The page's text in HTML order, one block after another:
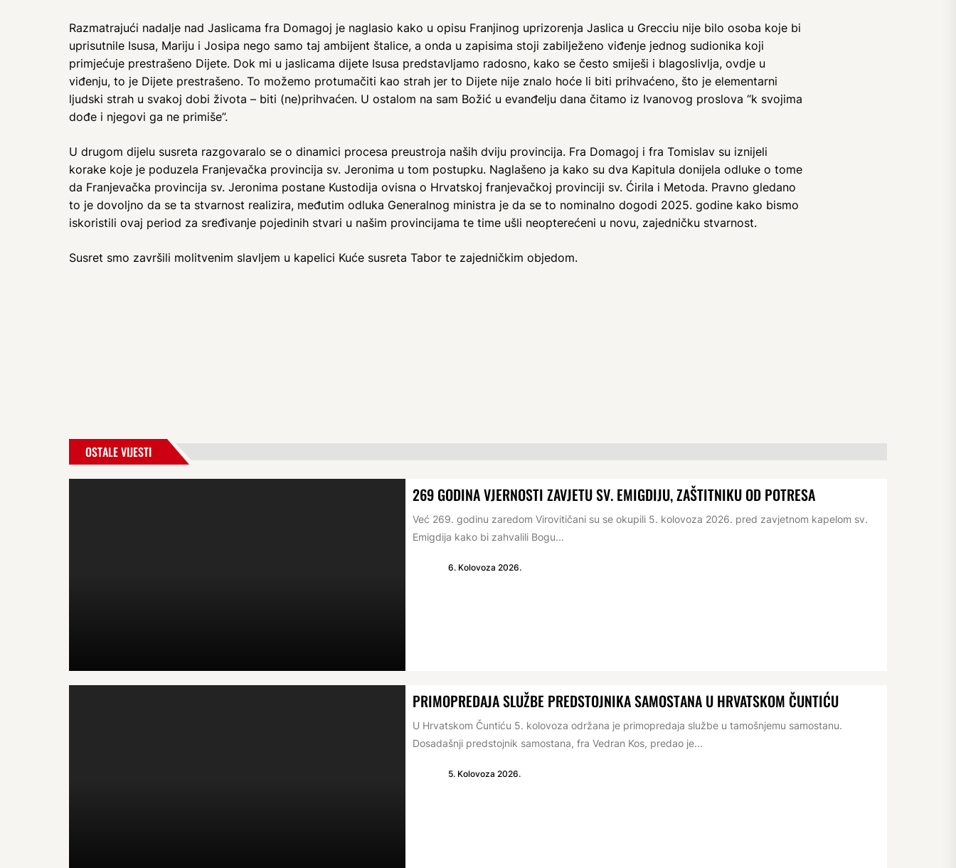
Razmatrajući nadalje nad Jaslicama fra Domagoj je naglasio kako u opisu Franjinog uprizorenja Jaslica u Grecciu nije bilo osoba koje bi
uprisutnile Isusa, Mariju i Josipa nego samo taj ambijent štalice, a onda u zapisima stoji zabilježeno viđenje jednog sudionika koji
primjećuje prestrašeno Dijete. Dok mi u jaslicama dijete Isusa predstavljamo radosno, kako se često smiješi i blagoslivlja, ovdje u
viđenju, to je Dijete prestrašeno. To možemo protumačiti kao strah jer to Dijete nije znalo hoće li biti prihvaćeno, što je elementarni
ljudski strah u svakoj dobi života – biti (ne)prihvaćen. U ostalom na sam Božić u evanđelju dana čitamo iz Ivanovog proslova “k svojima
dođe i njegovi ga ne primiše”.
U drugom dijelu susreta razgovaralo se o dinamici procesa preustroja naših dviju provincija. Fra Domagoj i fra Tomislav su iznijeli
korake koje je poduzela Franjevačka provincija sv. Jeronima u tom postupku. Naglašeno ja kako su dva Kapitula donijela odluke o tome
da Franjevačka provincija sv. Jeronima postane Kustodija ovisna o Hrvatskoj franjevačkoj provinciji sv. Ćirila i Metoda. Pravno gledano
to je dovoljno da se ta stvarnost realizira, međutim odluka Generalnog ministra je da se to nominalno dogodi 2025. godine kako bismo
iskoristili ovaj period za sređivanje pojedinih stvari u našim provincijama te time ušli neopterećeni u novu, zajedničku stvarnost.
Susret smo završili molitvenim slavljem u kapelici Kuće susreta Tabor te zajedničkim objedom.
OSTALE VIJESTI
269 GODINA VJERNOSTI ZAVJETU SV. EMIGDIJU, ZAŠTITNIKU OD POTRESA
Već 269. godinu zaredom Virovitičani su se okupili 5. kolovoza 2026. pred zavjetnom kapelom sv.
Emigdija kako bi zahvalili Bogu...
6. Kolovoza 2026.
PRIMOPREDAJA SLUŽBE PREDSTOJNIKA SAMOSTANA U HRVATSKOM ČUNTIĆU
U Hrvatskom Čuntiću 5. kolovoza održana je primopredaja službe u tamošnjemu samostanu.
Dosadašnji predstojnik samostana, fra Vedran Kos, predao je...
5. Kolovoza 2026.